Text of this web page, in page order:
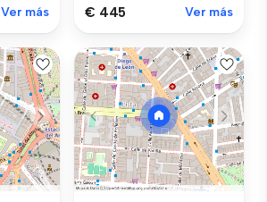
Ver más € 445 Ver más